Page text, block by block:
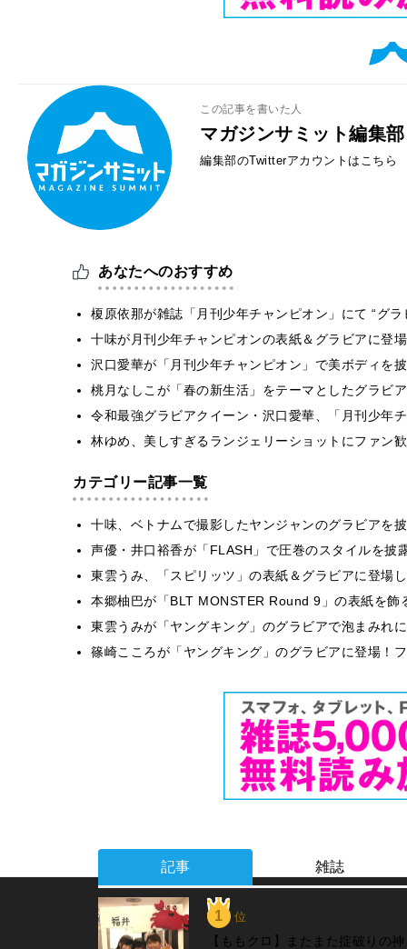
この記事を書いた人
マガジンサミット編集部
編集部のTwitterアカウントはこちら
あなたへのおすすめ
榎原依那が雑誌「月刊少年チャンピオン」にて “グ
十味が月刊少年チャンピオンの表紙＆グラビアに登
沢口愛華が「月刊少年チャンピオン」で美ボディを
桃月なしこが「春の新生活」をテーマとしたグラビ
令和最強グラビアクイーン・沢口愛華、「月刊少年
林ゆめ、美しすぎるランジェリーショットにファン
カテゴリー記事一覧
十味、ベトナムで撮影したヤンジャンのグラビアを
声優・井口裕香が「FLASH」で圧巻のスタイルを
東雲うみ、「スピリッツ」の表紙＆グラビアに登場
本郷柚巴が「BLT MONSTER Round 9」の表紙を
東雲うみが「ヤングキング」のグラビアで泡まみれ
篠崎こころが「ヤングキング」のグラビアに登場！
記事 雑誌
1 位
【ももクロ】またまた掟破りの神